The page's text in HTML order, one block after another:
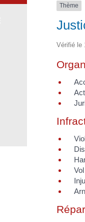
Thème
Vérifié le